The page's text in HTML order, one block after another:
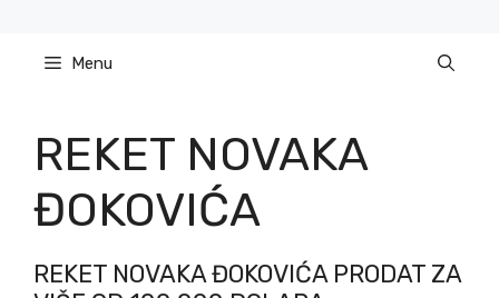
content Menu
REKET NOVAKA
ĐOKOVIĆA
REKET NOVAKA ĐOKOVIĆA PRODAT ZA